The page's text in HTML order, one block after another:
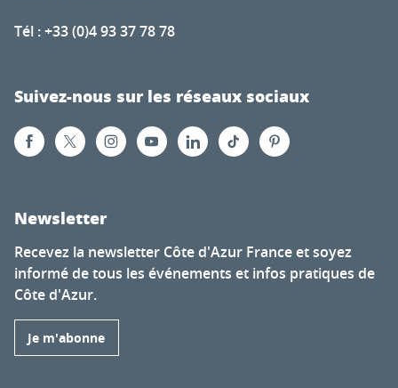
Tél : +33 (0)4 93 37 78 78
Suivez-nous sur les réseaux sociaux
Newsletter
Recevez la newsletter Côte d'Azur France et soyez
informé de tous les événements et infos pratiques de
Côte d'Azur.
Je m'abonne